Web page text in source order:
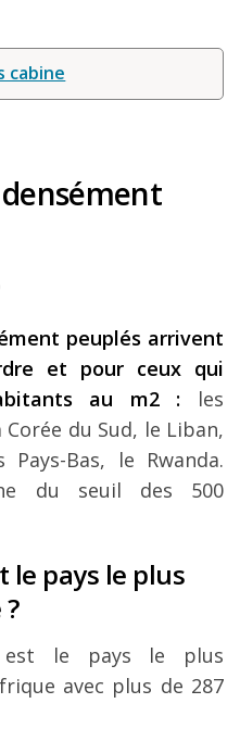
cabine
ément
peuplés arrivent
et pour ceux qui
au m2 : les
du Sud, le Liban,
Bas, le Rwanda.
du seuil des 500
le pays le plus
est le pays le plus
avec plus de 287